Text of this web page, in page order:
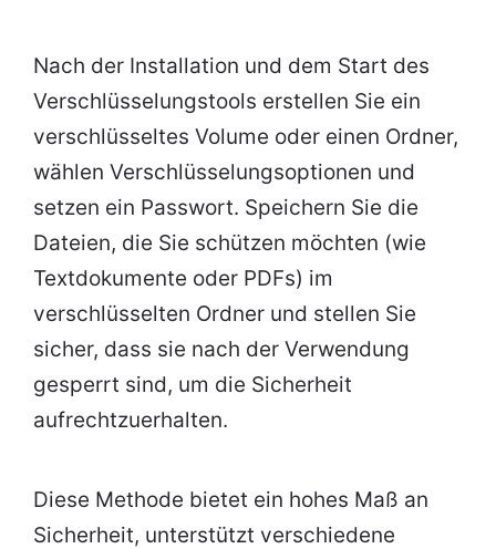
Nach der Installation und dem Start des
Verschlüsselungstools erstellen Sie ein
verschlüsseltes Volume oder einen Ordner,
wählen Verschlüsselungsoptionen und
setzen ein Passwort. Speichern Sie die
Dateien, die Sie schützen möchten (wie
Textdokumente oder PDFs) im
verschlüsselten Ordner und stellen Sie
sicher, dass sie nach der Verwendung
gesperrt sind, um die Sicherheit
aufrechtzuerhalten.
Diese Methode bietet ein hohes Maß an
Sicherheit, unterstützt verschiedene